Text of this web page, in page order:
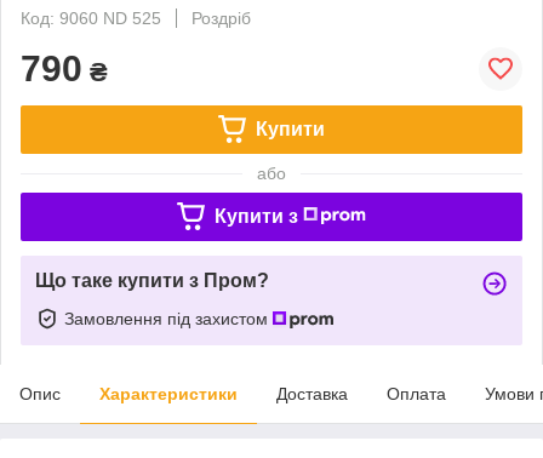
Код: 9060 ND 525
Роздріб
790 ₴
Купити
або
Купити з
Що таке купити з Пром?
Замовлення під захистом
Опис Характеристики Доставка Оплата Умови